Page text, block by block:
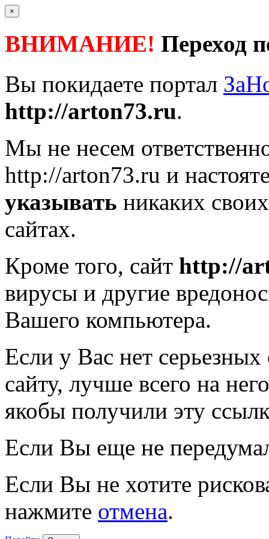
×
ВНИМАНИЕ! Переход
Вы покидаете портал
http://arton73.ru.
Мы не несем
http://arton73.ru и
указывать никаких
сайтах.
Кроме того, сайт http://
вирусы и другие
Вашего компьютера.
Если у Вас нет
сайту, лучше всего на
якобы получили эту
Если Вы еще не
Если Вы не хотите
нажмите отмена.